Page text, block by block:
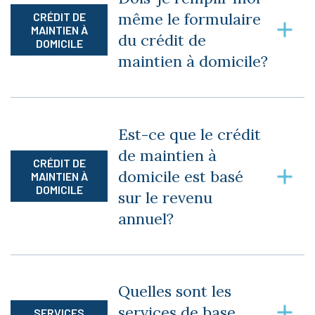
CRÉDIT DE
MAINTIEN À
DOMICILE
même le formulaire
du crédit de
maintien à domicile?
les documents afin que nous puissions
l’acheminer par la poste.
CRÉDIT DE
MAINTIEN À
DOMICILE
Est-ce que le crédit
de maintien à
domicile est basé
sur le revenu
annuel?
Quelles sont les